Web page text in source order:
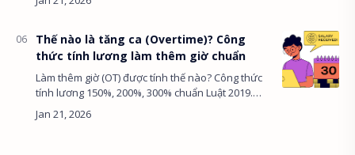
@import url('https:/…
Thế nào là tăng ca (Overtime)? Công
thức tính lương làm thêm giờ chuẩn
Làm thêm giờ (OT) được tính thế nào? Công thức
tính lương 150%, 200%, 300% chuẩn Luật 2019.
thêm. @import …